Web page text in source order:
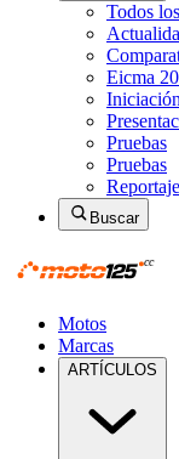
Todos
Eicma
Pruebas
Pruebas
Buscar
Motos
Marcas
ARTÍCULOS